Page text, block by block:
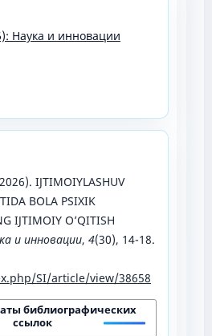
Наука и инновации
IJTIMOIYLASHUV
BOLA PSIXIK
IJTIMOIY O’QITISH
и инновации, 4(30), 14-18.
SI/article/view/38658
библиографических
ссылок